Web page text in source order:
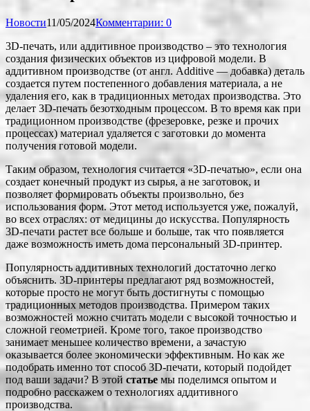
Новости11/05/2024Комментарии: 0
3D-печать, или аддитивное производство – это технология
создания физических объектов из цифровой модели. В
аддитивном производстве (от англ. Additive — добавка) деталь
создается путем постепенного добавления материала, а не
удаления его, как в традиционных методах производства. Это
делает 3D-печать безотходным процессом. В то время как при
традиционном производстве (фрезеровке, резке и прочих
процессах) материал удаляется с заготовки до момента
получения готовой модели.
Таким образом, технология считается «3D-печатью», если она
создает конечный продукт из сырья, а не заготовок, и
позволяет формировать объекты произвольно, без
использования форм. Этот метод используется уже, пожалуй,
во всех отраслях: от медицины до искусства. Популярность
3D-печати растет все больше и больше, так что появляется
даже возможность иметь дома персональный 3D-принтер.
Популярность аддитивных технологий достаточно легко
объяснить. 3D-принтеры предлагают ряд возможностей,
которые просто не могут быть достигнуты с помощью
традиционных методов производства. Примером таких
возможностей можно считать модели с высокой точностью и
сложной геометрией. Кроме того, такое производство
занимает меньшее количество времени, а зачастую
оказывается более экономически эффективным. Но как же
подобрать именно тот способ 3D-печати, который подойдет
под ваши задачи? В этой статье мы поделимся опытом и
подробно расскажем о технологиях аддитивного
производства.